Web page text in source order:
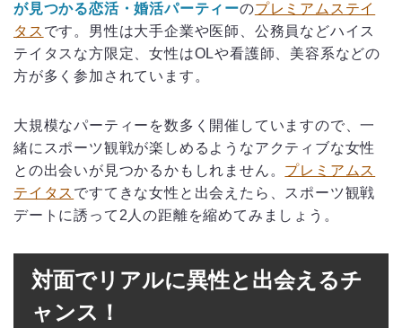
が見つかる恋活・婚活パーティーのプレミアムステイ
タス です。男性は大手企業や医師、公務員などハイス
テイタスな方限定、女性はOLや看護師、美容系などの
方が多く参加されています。
大規模なパーティーを数多く開催していますので、一
緒にスポーツ観戦が楽しめるようなアクティブな女性
との出会いが見つかるかもしれません。 プレミアムス
テイタス ですてきな女性と出会えたら、スポーツ観戦
デートに誘って2人の距離を縮めてみましょう。
対面でリアルに異性と出会えるチ
ャンス！